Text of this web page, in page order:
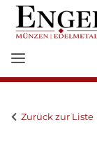
Zurück zur Liste